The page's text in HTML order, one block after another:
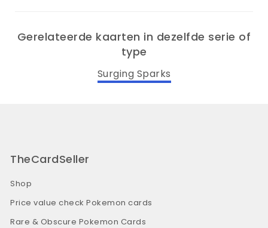
Gerelateerde kaarten in dezelfde serie of
type
Surging Sparks
TheCardSeller
Shop
Price value check Pokemon cards
Rare & Obscure Pokemon Cards